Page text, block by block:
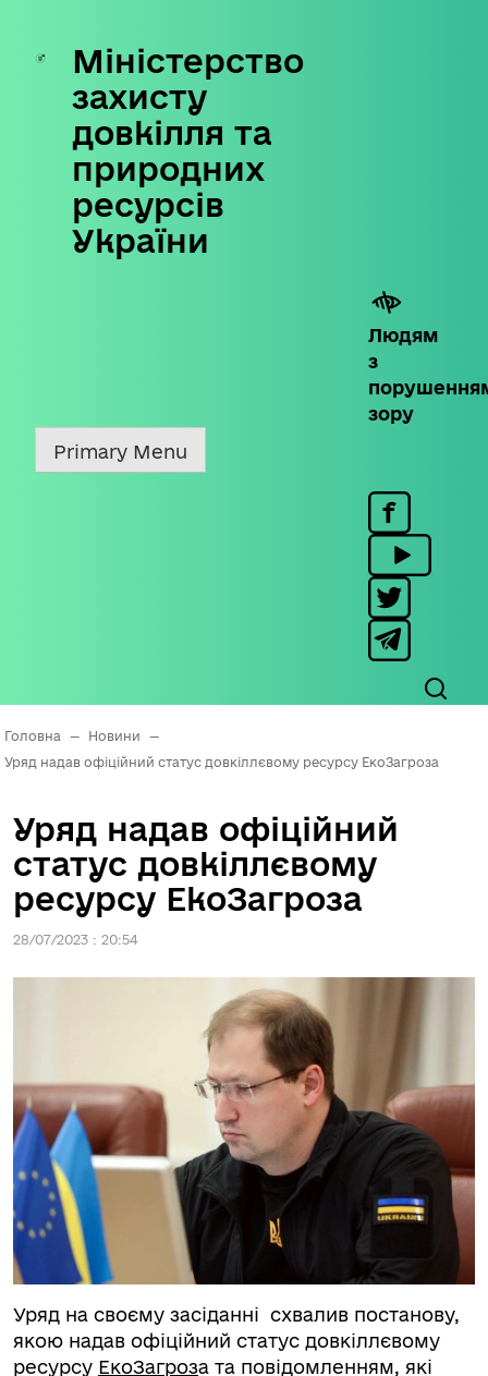
Skip
content
Міністерство
захисту
довкілля та
природних
ресурсів
України
Людям
з
зору
Primary Menu
Головна — Новини
—
Уряд надав офіційний статус довкіллєвому ресурсу ЕкоЗагроза
Уряд надав офіційний
статус довкіллєвому
ресурсу ЕкоЗагроза
28/07/2023 : 20:54
Уряд на своєму засіданні схвалив постанову,
якою надав офіційний статус довкіллєвому
ресурсу ЕкоЗагроза та повідомленням, які